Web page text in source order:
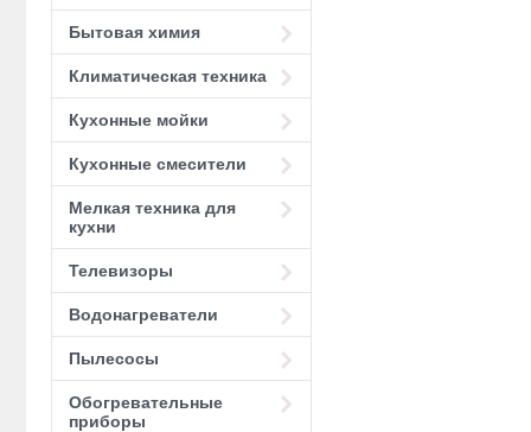
Бытовая химия
Климатическая техника
Кухонные мойки
Кухонные смесители
Мелкая техника для
кухни
Телевизоры
Водонагреватели
Пылесосы
Обогревательные
приборы